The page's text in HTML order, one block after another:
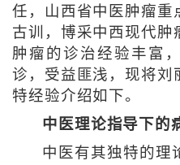
任，山西省中医肿瘤重
古训，博采中西现代肿
肿瘤的诊治经验丰富
诊，受益匪浅，现将刘
特经验介绍如下。
中医理论指导下的
中医有其独特的理